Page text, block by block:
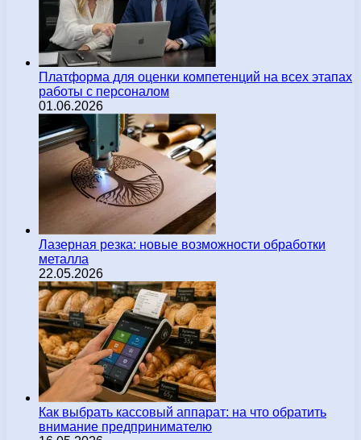
Платформа для оценки компетенций на всех этапах
работы с персоналом
01.06.2026
Лазерная резка: новые возможности обработки
металла
22.05.2026
Как выбрать кассовый аппарат: на что обратить
внимание предпринимателю